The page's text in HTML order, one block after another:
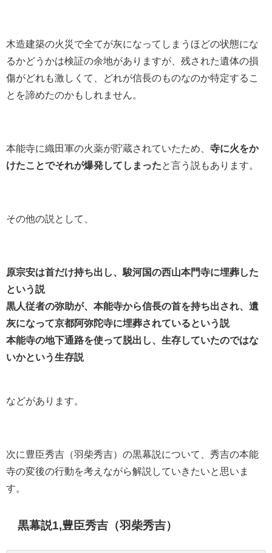
木造建築の火災で全てが灰になってしまうほどの状態にな
るかどうかは検証の余地がありますが、残された遺体の損
傷がどれも激しくて、どれが信長のものなのか特定するこ
とを諦めたのかもしれません。
本能寺に織田軍の火薬が貯蔵されていたため、 寺に火をか
けたことでそれが爆発してしまったと言う説もあります。
その他の説として、
原宗安は首だけ持ち出し、駿河国の西山本門寺に埋葬した
という説
黒人従者の弥助が、本能寺から信長の首を持ち出され、遺
灰になって京都阿弥陀寺に埋葬されているという説
本能寺の地下通路を使って脱出し、生存していたのではな
いかという生存説
などがあります。
次に豊臣秀吉（羽柴秀吉）の黒幕説について、秀吉の本能
寺の変後の行動を考えながら解説していきたいと思いま
す。
黒幕説1,豊臣秀吉（羽柴秀吉）